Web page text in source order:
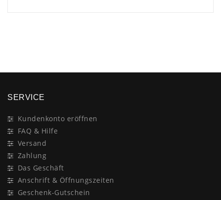
SERVICE
Kundenkonto eröffnen
FAQ & Hilfe
Versand
Zahlung
Das Geschäft
Anschrift & Öffnungszeiten
Geschenk-Gutschein